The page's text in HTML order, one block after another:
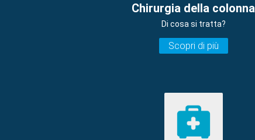
Chirurgia della colonna
Di cosa si tratta?
Scopri di più